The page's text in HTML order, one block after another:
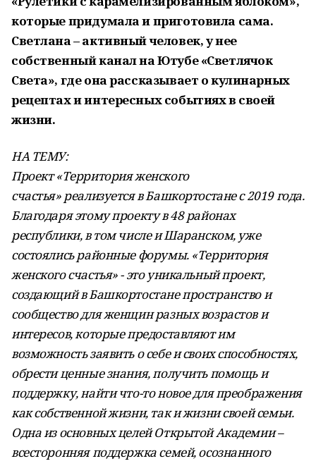
которые придумала и приготовила сама.
Светлана – активный человек, у нее
собственный канал на Ютубе «Светлячок
Света», где она рассказывает о кулинарных
рецептах и интересных событиях в своей
жизни.
НА ТЕМУ:
Проект «Территория женского
счастья» реализуется в Башкортостане с 2019 года.
Благодаря этому проекту в 48 районах
республики, в том числе и Шаранском, уже
состоялись районные форумы. «Территория
женского счастья» - это уникальный проект,
создающий в Башкортостане пространство и
сообщество для женщин разных возрастов и
интересов, которые предоставляют им
возможность заявить о себе и своих способностях,
обрести ценные знания, получить помощь и
поддержку, найти что-то новое для преображения
как собственной жизни, так и жизни своей семьи.
Одна из основных целей Открытой Академии –
всесторонняя поддержка семей, осознанного